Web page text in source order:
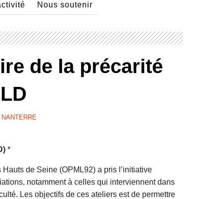
Nous soutenir
de la précarité
*
Hauts de Seine (OPML92) a pris l’initiative
notamment à celles qui interviennent dans
Les objectifs de ces ateliers est de permettre